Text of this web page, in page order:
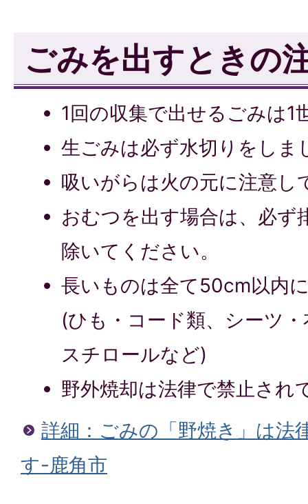
ごみを出すときの
1回の収集で出せるごみは1
生ごみは必ず水切りをし
吸いがらは火の元に注意
おむつを出す場合は、必ず
除いてください。
長いものは全て50cm以内
(ひも・コード類、シーツ
スチロールなど)
野外焼却は法律で禁止され
詳細：ごみの「野焼き」は法
す-鹿角市